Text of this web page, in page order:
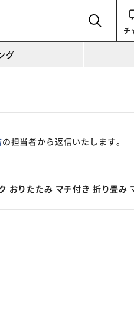
チ
グ
の担当者から返信いたします。
おりたたみ マチ付き 折り畳